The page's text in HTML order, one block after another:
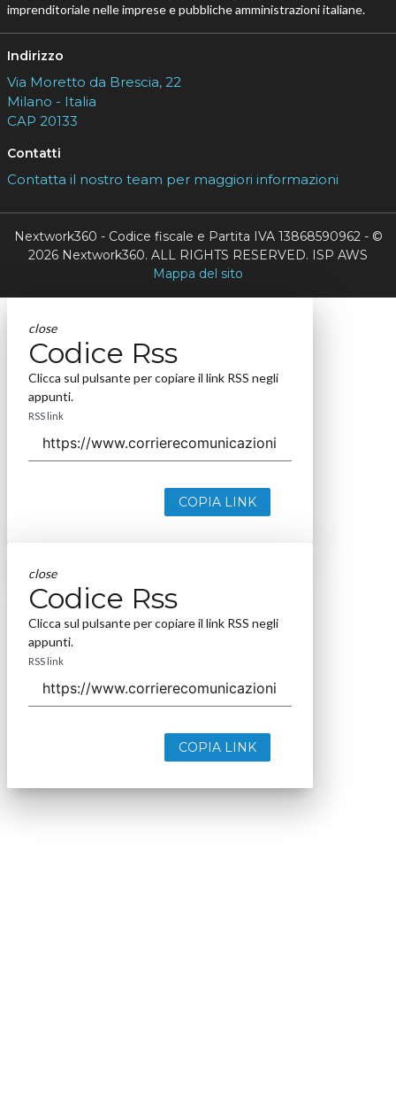
imprenditoriale nelle imprese e pubbliche amministrazioni italiane.
Indirizzo
Via Moretto da Brescia, 22
Milano - Italia
CAP 20133
Contatti
Contatta il nostro team per maggiori informazioni
Nextwork360 - Codice fiscale e Partita IVA 13868590962 - ©
2026 Nextwork360. ALL RIGHTS RESERVED. ISP AWS
Mappa del sito
close
Codice Rss
Clicca sul pulsante per copiare il link RSS negli
appunti.
RSS link
COPIA LINK
close
Codice Rss
Clicca sul pulsante per copiare il link RSS negli
appunti.
RSS link
COPIA LINK